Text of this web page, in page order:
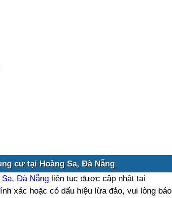
cư tại Hoàng Sa, Đà Nẵng
Đà Nẵngliên tục được cập nhật tại
xác hoặc có dấu hiệu lừa đảo, vui lòng báo